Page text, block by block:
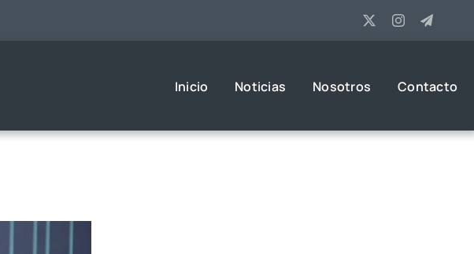
Inicio Noticias Nosotros Contacto